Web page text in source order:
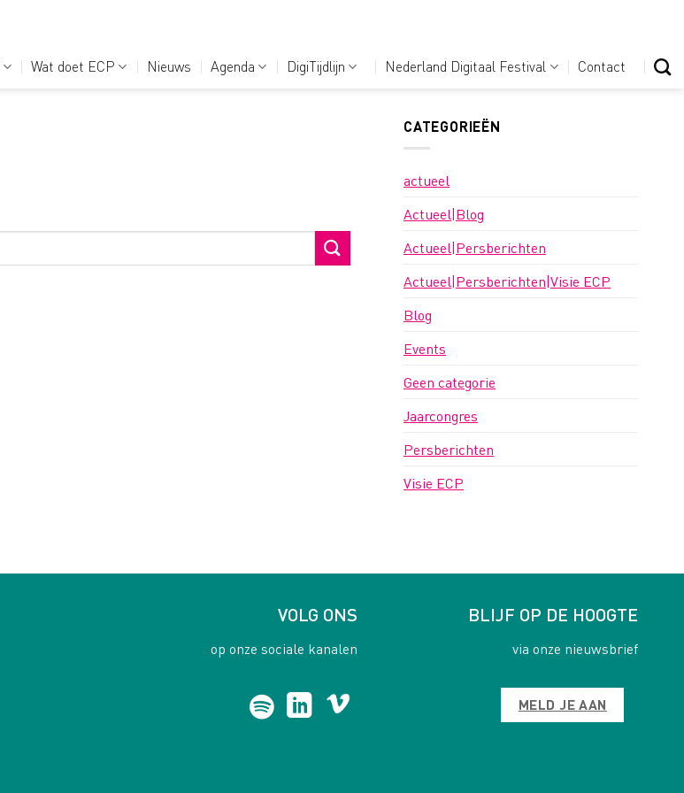
Wat doet ECP Nieuws Agenda DigiTijdlijn Nederland Digitaal Festival Contact
CATEGORIEËN
actueel
Actueel|Blog
Actueel|Persberichten
Actueel|Persberichten|Visie ECP
Blog
Events
Geen categorie
Jaarcongres
Persberichten
Visie ECP
VOLG ONS
op onze sociale kanalen
BLIJF OP DE HOOGTE
via onze nieuwsbrief
MELD JE AAN